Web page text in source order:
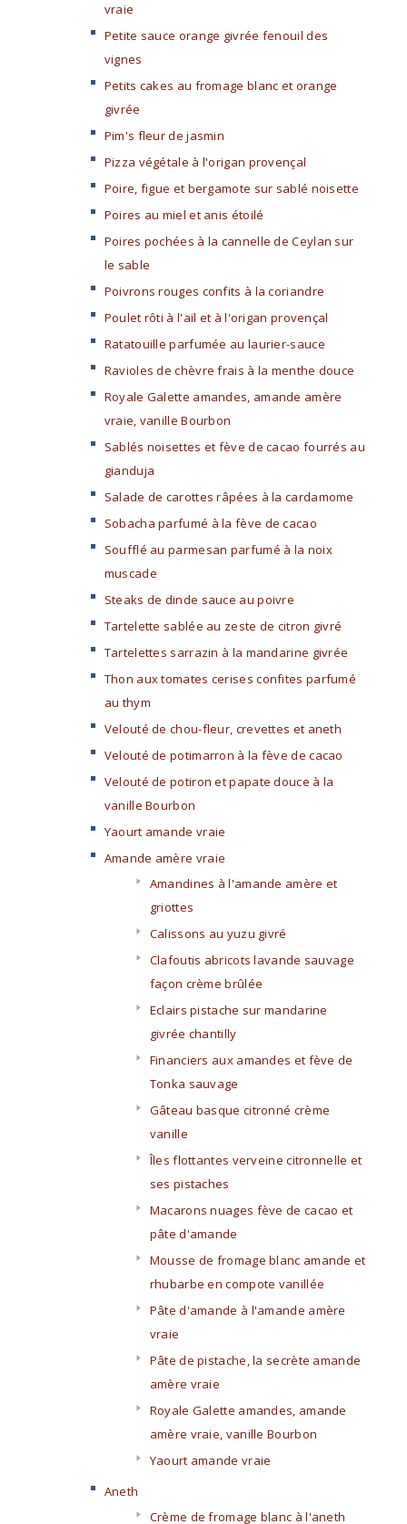
vraie
Petite sauce orange givrée fenouil des
vignes
Petits cakes au fromage blanc et orange
givrée
Pim's fleur de jasmin
Pizza végétale à l'origan provençal
Poire, figue et bergamote sur sablé noisette
Poires au miel et anis étoilé
Poires pochées à la cannelle de Ceylan sur
le sable
Poivrons rouges confits à la coriandre
Poulet rôti à l'ail et à l'origan provençal
Ratatouille parfumée au laurier-sauce
Ravioles de chèvre frais à la menthe douce
Royale Galette amandes, amande amère
vraie, vanille Bourbon
Sablés noisettes et fève de cacao fourrés au
gianduja
Salade de carottes râpées à la cardamome
Sobacha parfumé à la fève de cacao
Soufflé au parmesan parfumé à la noix
muscade
Steaks de dinde sauce au poivre
Tartelette sablée au zeste de citron givré
Tartelettes sarrazin à la mandarine givrée
Thon aux tomates cerises confites parfumé
au thym
Velouté de chou-fleur, crevettes et aneth
Velouté de potimarron à la fève de cacao
Velouté de potiron et papate douce à la
vanille Bourbon
Yaourt amande vraie
Amande amère vraie
Amandines à l'amande amère et
griottes
Calissons au yuzu givré
Clafoutis abricots lavande sauvage
façon crème brûlée
Eclairs pistache sur mandarine
givrée chantilly
Financiers aux amandes et fève de
Tonka sauvage
Gâteau basque citronné crème
vanille
Îles flottantes verveine citronnelle et
ses pistaches
Macarons nuages fève de cacao et
pâte d'amande
Mousse de fromage blanc amande et
rhubarbe en compote vanillée
Pâte d'amande à l'amande amère
vraie
Pâte de pistache, la secrète amande
amère vraie
Royale Galette amandes, amande
amère vraie, vanille Bourbon
Yaourt amande vraie
Aneth
Crème de fromage blanc à l'aneth